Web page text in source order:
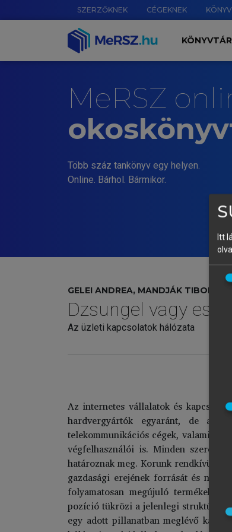
SZERZŐKNEK CÉGEKNEK
KÖNYVTÁR
MeRSZ
Több száz tankönyv egy helyen.
Online. Bárhol. Bármikor.
GELEI ANDREA, MANDJÁK TIBOR
Dzsungel vagy
Az üzleti kapcsolatok hálózata
Az internetes vállalatok és
hardvergyártók egyaránt, de a
telekommunikációs cégek, valamint
végfelhasználói is. Minden
határoznak meg. Korunk rendkívül
gazdasági erejének forrását és
folyamatosan megújuló termékeket
pozíció tükrözi a jelenlegi
egy adott pillanatban meglévő
Itt